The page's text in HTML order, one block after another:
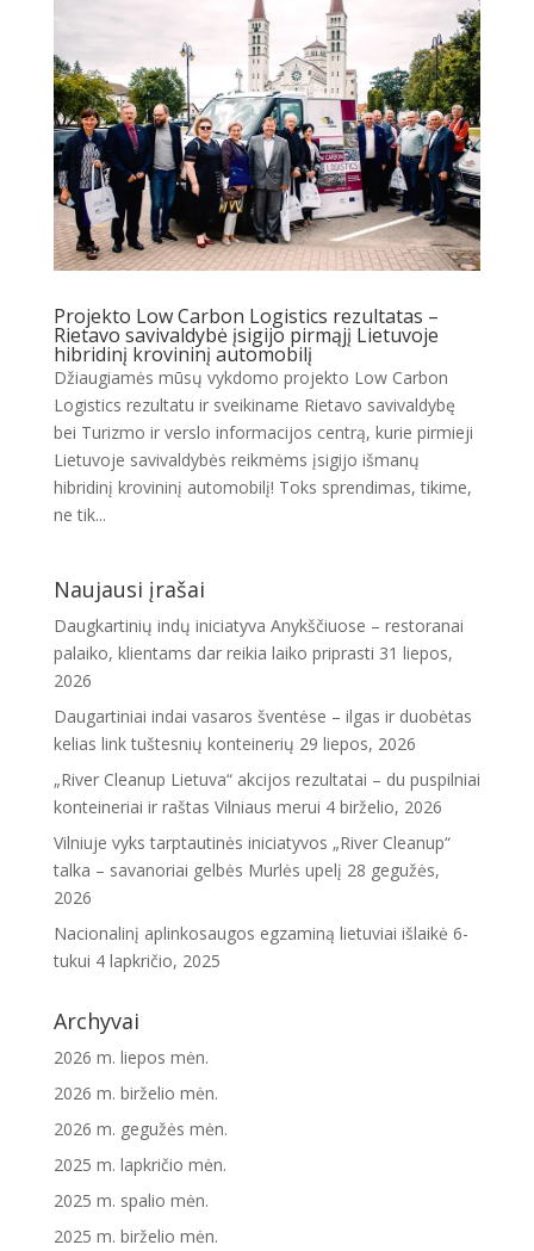
Projekto Low Carbon Logistics rezultatas –
Rietavo savivaldybė įsigijo pirmąjį Lietuvoje
hibridinį krovininį automobilį
Džiaugiamės mūsų vykdomo projekto Low Carbon
Logistics rezultatu ir sveikiname Rietavo savivaldybę
bei Turizmo ir verslo informacijos centrą, kurie pirmieji
Lietuvoje savivaldybės reikmėms įsigijo išmanų
hibridinį krovininį automobilį! Toks sprendimas, tikime,
ne tik...
Naujausi įrašai
Daugkartinių indų iniciatyva Anykščiuose – restoranai
palaiko, klientams dar reikia laiko priprasti 31 liepos,
2026
Daugartiniai indai vasaros šventėse – ilgas ir duobėtas
kelias link tuštesnių konteinerių 29 liepos, 2026
„River Cleanup Lietuva“ akcijos rezultatai – du puspilniai
konteineriai ir raštas Vilniaus merui 4 birželio, 2026
Vilniuje vyks tarptautinės iniciatyvos „River Cleanup“
talka – savanoriai gelbės Murlės upelį 28 gegužės,
2026
Nacionalinį aplinkosaugos egzaminą lietuviai išlaikė 6-
tukui 4 lapkričio, 2025
Archyvai
2026 m. liepos mėn.
2026 m. birželio mėn.
2026 m. gegužės mėn.
2025 m. lapkričio mėn.
2025 m. spalio mėn.
2025 m. birželio mėn.